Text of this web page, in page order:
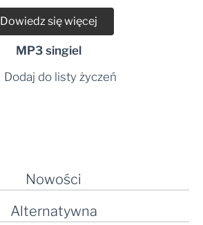
Nowości
Alternatywna
Dowiedz się więcej
MP3 singiel
Dodaj do listy życzeń